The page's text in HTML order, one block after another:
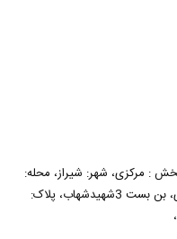
: مرکزی، شهر: شیراز، محله:
مشیر فاطمی، خیابان سیدجمال الدین اسدآبادی، بن بست 3شهیدشهاب، پلاک: